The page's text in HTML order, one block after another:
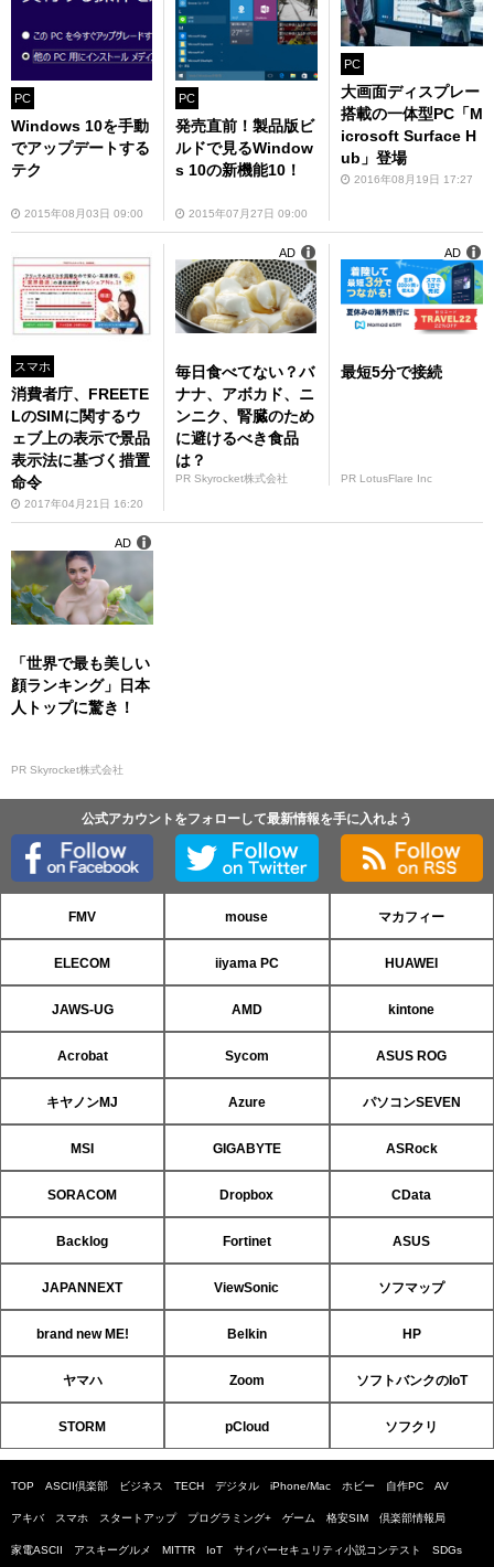
PC
Windows 10を手動
でアップデートする
テク
2015年08月03日 09:00
PC
発売直前！製品版ビ
ルドで見るWindow
s 10の新機能10！
2015年07月27日 09:00
PC
大画面ディスプレー
搭載の一体型PC「M
icrosoft Surface H
ub」登場
2016年08月19日 17:27
スマホ
消費者庁、FREETE
LのSIMに関するウ
ェブ上の表示で景品
表示法に基づく措置
命令
2017年04月21日 16:20
毎日食べてない？バ
ナナ、アボカド、ニ
ンニク、腎臓のため
に避けるべき食品
は？
PR Skyrocket株式会社
AD
最短5分で接続
PR LotusFlare Inc
AD
「世界で最も美しい
顔ランキング」日本
人トップに驚き！
PR Skyrocket株式会社
AD
公式アカウントをフォローして最新情報を手に入れよう
FMV mouse マカフィー
ELECOM iiyama PC HUAWEI
JAWS-UG AMD kintone
Acrobat Sycom ASUS ROG
キヤノンMJ Azure パソコンSEVEN
MSI GIGABYTE ASRock
SORACOM Dropbox CData
Backlog Fortinet ASUS
JAPANNEXT ViewSonic ソフマップ
brand new ME! Belkin HP
ヤマハ Zoom ソフトバンクのIoT
STORM pCloud ソフクリ
TOP ASCII倶楽部 ビジネス TECH デジタル iPhone/Mac ホビー 自作PC AV
アキバ スマホ スタートアップ プログラミング+ ゲーム 格安SIM 倶楽部情報局
家電ASCII アスキーグルメ MITTR IoT サイバーセキュリティ小説コンテスト SDGs